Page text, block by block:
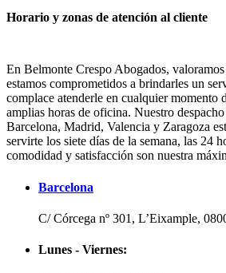
Horario y zonas de atención al cliente
En Belmonte Crespo Abogados,
estamos comprometidos a brindarles un
complace atenderle en cualquier momento
amplias horas de oficina. Nuestro
Barcelona, Madrid, Valencia y Zaragoza
servirte los siete días de la semana, las 24
comodidad y satisfacción son nuestra
Barcelona
C/ Córcega nº 301, L’Eixample,
Lunes - Viernes: